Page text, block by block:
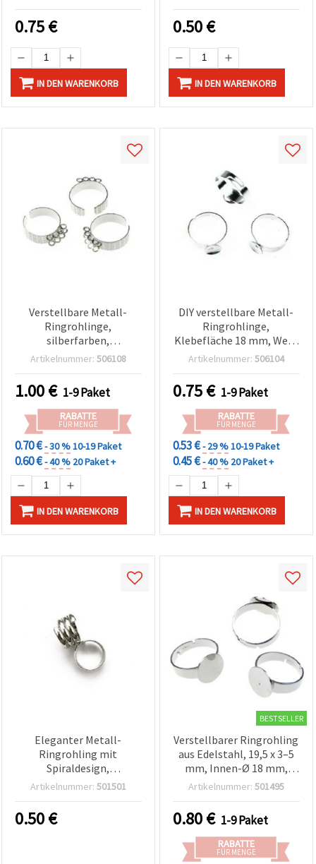
0.75€
IN DEN WARENKORB
0.50€
IN DEN WARENKORB
Verstellbare Metall-
Ringrohlinge,
silberfarben,
doppelreihig mit Vier-
Artikelnummer: 506108
1.00€ 1-9 Paket
RABATTE
FÜR MENGE
0.70 €- 30 %10-19 Paket
0.60 €- 40 % 20 Paket +
IN DEN WARENKORB
DIY verstellbare Metall-
Ringrohlinge,
Klebefläche 18 mm, Weiß
- 10 Stück
Artikelnummer: 506104
0.75€ 1-9 Paket
RABATTE
FÜR MENGE
0.53 €- 29 %10-19 Paket
0.45 €- 40 % 20 Paket +
IN DEN WARENKORB
Eleganter Metall-
Ringrohling mit
Spiraldesign,
silberfarben, 18 mm,
ideal für DIY-
Schmuckherstellung
Artikelnummer: 501501
0.50€
BESTSELLER
Verstellbarer Ringrohling
aus Edelstahl, 19,5 x 3–5
mm, Innen-Ø 18 mm,
Basisplatte 10 mm,
Artikelnummer: 501495
0.80€ 1-9 Paket
RABATTE
FÜR MENGE